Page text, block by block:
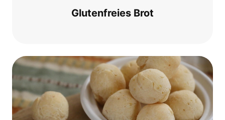
Glu­ten­frei­es Brot